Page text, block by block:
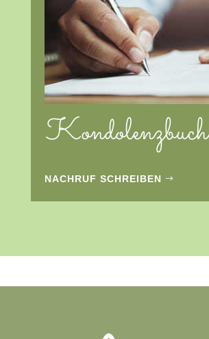
Kondolenzbuch
NACHRUF SCHREIBEN